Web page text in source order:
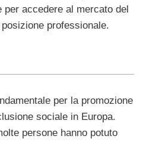
accedere al mercato del
professionale.
per la promozione
sociale in Europa.
persone hanno potuto